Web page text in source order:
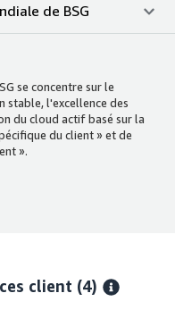
de BSG
se concentre sur le
stable, l'excellence des
du cloud actif basé sur la
du client » et de
».
client (4)